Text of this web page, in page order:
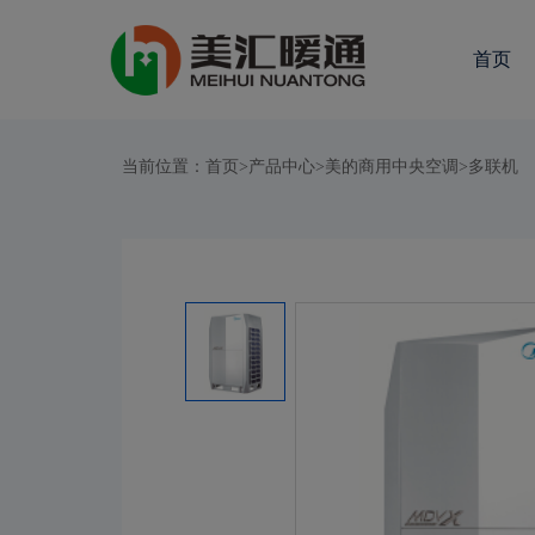
首页
当前位置： 首页 >产品中心>美的商用中央空调 >多联机